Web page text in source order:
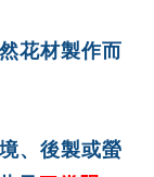
花材製作而
、後製或螢